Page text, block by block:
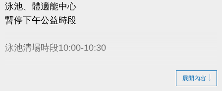
泳池、體適能中心
暫停下午公益時段
泳池清場時段10:00-10:30
展開內容